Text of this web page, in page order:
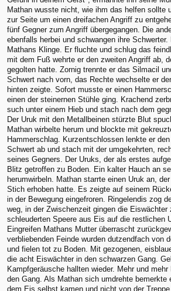
Mathan wusste nicht, wie ihm das helfen sollte
zur Seite um einen dreifachen Angriff zu
fünf Gegner zum Angriff übergegangen. Die
ebenfalls herbei und schwangen ihre
Mathans Klinge. Er fluchte und schlug das
mit dem Fuß wehrte er den zweiten Angriff ab,
gegolten hatte. Zornig trennte er das Silmacil
Schwert nach vorn, das Rechte wechselte er
hinten zeigte. Sofort musste er einen
einen der steinernen Stühle ging. Krachend
such unter einem Hieb und stach nach dem
Der Uruk mit den Metallbeinen stürzte Blut
Mathan wirbelte herum und blockte mit
Hammerschlag. Kurzentschlossen lenkte er
Schwert ab und stach mit der umgekehrten,
seines Gegners. Der Uruks, der als erstes
Blitz getroffen zu Boden. Ein kalter Hauch an
herumwirbeln. Mathan starrte einen Uruk an,
Stich erhoben hatte. Es zeigte auf seinem
in der Bewegung eingefroren. Ringelendis zog
weg, in der Zwischenzeit gingen die Eiswächter
schleuderten Speere aus Eis auf die restlichen
Eingreifen Mathans Mutter überrascht
verbliebenden Feinde wurden dutzendfach von
und fielen tot zu Boden. Mit gezogenen,
die acht Eiswächter in den schwarzen Gang.
Kampfgeräusche hallten wieder. Mehr und
den Gang. Als Mathan sich umdrehte bemerkte
dem Eis selbst kamen und nicht von der